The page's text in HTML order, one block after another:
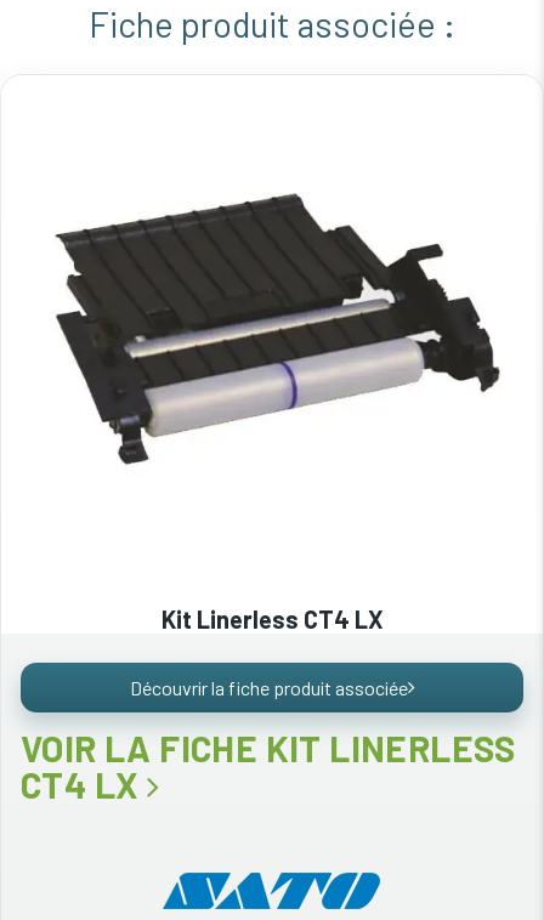
Fiche produit associée :
Kit Linerless CT4 LX
Découvrir la fiche produit associée
VOIR LA FICHE KIT LINERLESS
CT4 LX